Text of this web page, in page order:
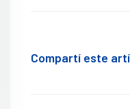
Compartí este